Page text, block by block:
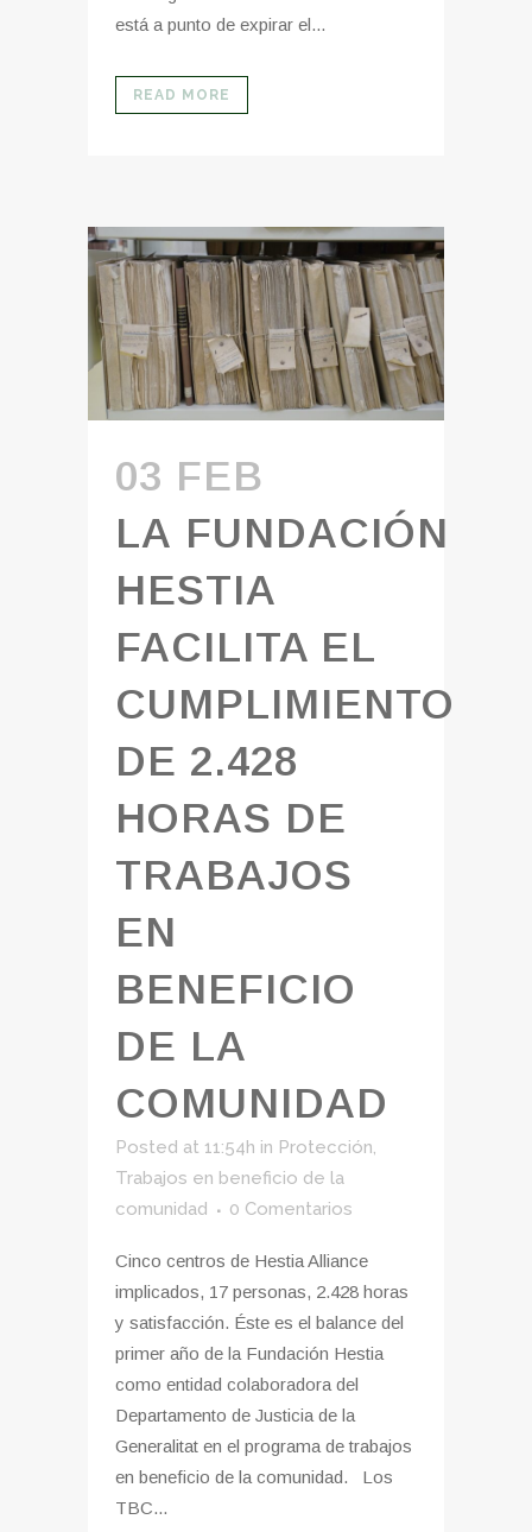
está a punto de expirar el...
READ MORE
03 FEB
LA FUNDACIÓN
HESTIA
FACILITA EL
CUMPLIMIENTO
DE 2.428
HORAS DE
TRABAJOS
EN
BENEFICIO
DE LA
COMUNIDAD
Posted at 11:54h in Protección,
Trabajos en beneficio de la
comunidad
0 Comentarios
Cinco centros de Hestia Alliance
implicados, 17 personas, 2.428 horas
y satisfacción. Éste es el balance del
primer año de la Fundación Hestia
como entidad colaboradora del
Departamento de Justicia de la
Generalitat en el programa de trabajos
en beneficio de la comunidad. Los
TBC...